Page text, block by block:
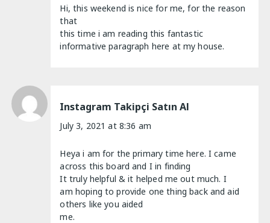
Hi, this weekend is nice for me, for the reason
that
this time i am reading this fantastic
informative paragraph here at my house.
Instagram Takipçi Satın Al
July 3, 2021 at 8:36 am
Heya i am for the primary time here. I came
across this board and I in finding
It truly helpful & it helped me out much. I
am hoping to provide one thing back and aid
others like you aided
me.